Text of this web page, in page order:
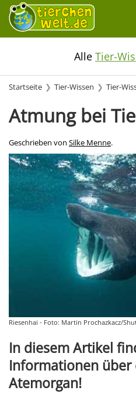
Alle Tier-
Startseite Tier-Wissen Tier-
Atmung bei
Geschrieben von Silke Menne.
Riesenhai - Foto: Martin Prochazkacz/
In diesem Artikel
Informationen über
Atemorgan!